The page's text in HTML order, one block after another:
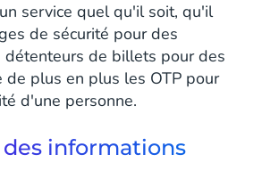
service quel qu'il soit, qu'il
de sécurité pour des
détenteurs de billets pour des
plus en plus les OTP pour
d'une personne.
informations